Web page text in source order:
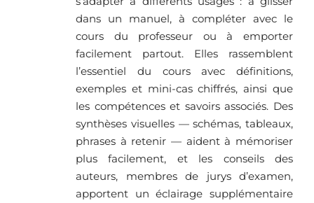
dans un manuel, à compléter avec le
cours du professeur ou à emporter
facilement partout. Elles rassemblent
l’essentiel du cours avec définitions,
exemples et mini-cas chiffrés, ainsi que
les compétences et savoirs associés. Des
synthèses visuelles — schémas, tableaux,
phrases à retenir — aident à mémoriser
plus facilement, et les conseils des
auteurs, membres de jurys d’examen,
apportent un éclairage supplémentaire